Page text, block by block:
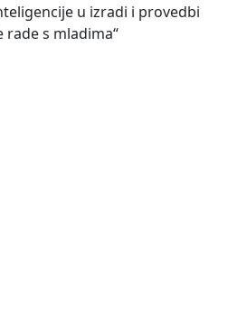
u izradi i provedbi
s mladima“